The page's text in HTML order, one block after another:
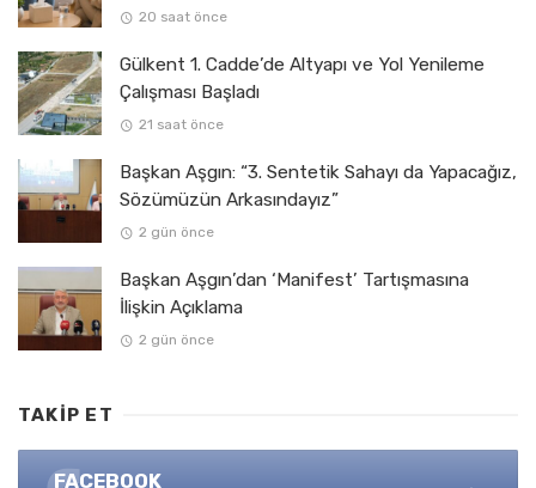
20 saat önce
Gülkent 1. Cadde’de Altyapı ve Yol Yenileme
Çalışması Başladı
21 saat önce
Başkan Aşgın: “3. Sentetik Sahayı da Yapacağız,
Sözümüzün Arkasındayız”
2 gün önce
Başkan Aşgın’dan ‘Manifest’ Tartışmasına
İlişkin Açıklama
2 gün önce
TAKIP ET
FACEBOOK